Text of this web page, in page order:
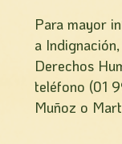
Para mayor
a
Derechos
teléfono (01
Muñoz o